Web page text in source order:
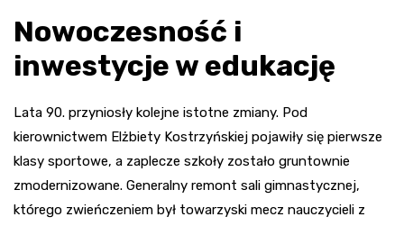
Nowoczesność i
inwestycje w edukację
Lata 90. przyniosły kolejne istotne zmiany. Pod
kierownictwem Elżbiety Kostrzyńskiej pojawiły się pierwsze
klasy sportowe, a zaplecze szkoły zostało gruntownie
zmodernizowane. Generalny remont sali gimnastycznej,
którego zwieńczeniem był towarzyski mecz nauczycieli z